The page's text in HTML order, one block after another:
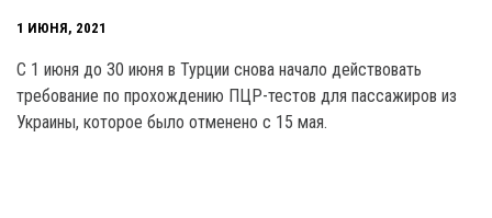
1 ИЮНЯ, 2021
С 1 июня до 30 июня в Турции снова начало действовать
требование по прохождению ПЦР-тестов для пассажиров из
Украины, которое было отменено с 15 мая.